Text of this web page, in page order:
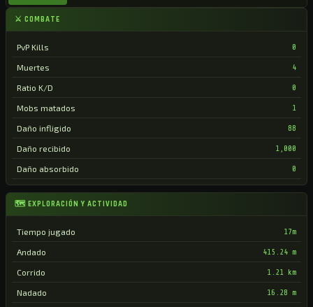
⚔ COMBATE
PvP Kills 0
Muertes 4
Ratio K/D 0
Mobs matados 1
Daño infligido 88
Daño recibido 1,000
Daño absorbido 0
🗺 EXPLORACIÓN Y ACTIVIDAD
Tiempo jugado 17m
Andado 415.24 m
Corrido 1.21 km
Nadado 16.28 m